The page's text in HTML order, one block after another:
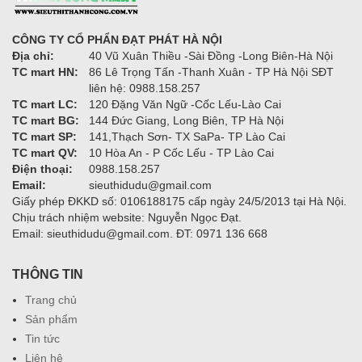
CÔNG TY CỔ PHẨN ĐẠT PHÁT HÀ NỘI
Địa chỉ:
40 Vũ Xuân Thiều -Sài Đồng -Long Biên-Hà Nội
TC mart HN:
86 Lê Trọng Tấn -Thanh Xuân - TP Hà Nội SĐT
liên hệ: 0988.158.257
TC mart LC:
120 Đặng Văn Ngữ -Cốc Lếu-Lào Cai
TC mart BG:
144 Đức Giang, Long Biên, TP Hà Nội
TC mart SP:
141,Thạch Sơn- TX SaPa- TP Lào Cai
TC mart QV:
10 Hòa An - P Cốc Lếu - TP Lào Cai
Điện thoại:
0988.158.257
Email:
sieuthidudu@gmail.com
Giấy phép ĐKKD số: 0106188175 cấp ngày 24/5/2013 tại Hà Nội.
Chịu trách nhiệm website: Nguyễn Ngọc Đạt.
Email: sieuthidudu@gmail.com. ĐT: 0971 136 668
THÔNG TIN
Trang chủ
Sản phẩm
Tin tức
Liên hệ